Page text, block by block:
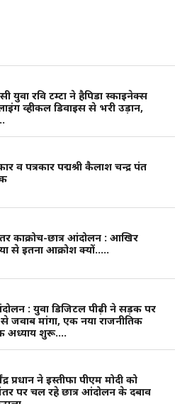
युवा रवि टम्टा ने हैपिडा स्काइनेक्स
व्हीकल डिवाइस से भरी उड़ान,
व पत्रकार पद्मश्री कैलाश चन्द्र पंत
काक्रोच-छात्र आंदोलन : आखिर
से इतना आक्रोश क्यों…..
: युवा डिजिटल पीढ़ी ने सड़क पर
जवाब मांगा, एक नया राजनीतिक
अध्याय शुरू….
प्रधान ने इस्तीफा पीएम मोदी को
पर चल रहे छात्र आंदोलन के दबाव